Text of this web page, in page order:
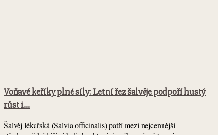
Voňavé keříky plné síly: Letní řez šalvěje podpoří hustý
růst i...
Šalvěj lékařská (Salvia officinalis) patří mezi nejcennější